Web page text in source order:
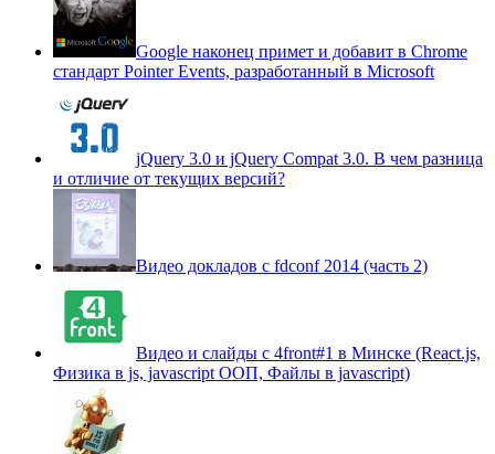
Google наконец примет и добавит в Chrome
стандарт Pointer Events, разработанный в Microsoft
jQuery 3.0 и jQuery Compat 3.0. В чем разница
и отличие от текущих версий?
Видео докладов с fdconf 2014 (часть 2)
Видео и слайды с 4front#1 в Минске (React.js,
Физика в js, javascript ООП, Файлы в javascript)